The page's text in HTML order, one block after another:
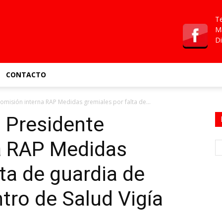
CONTACTO
interna RAP Medidas gremiales por falta de...
Presidente
Medidas
de guardia de
de Salud Vigía